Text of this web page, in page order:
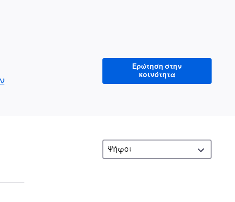
Ερώτηση στην
κοινότητα